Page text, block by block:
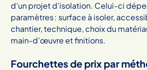
d’un projet d’isolation. Celui-ci
paramètres : surface à isoler,
chantier, technique, choix du
main-d’œuvre et finitions.
Fourchettes de prix par